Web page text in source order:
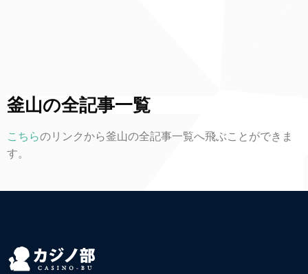
釜山の全記事一覧
こちらのリンクから釜山の全記事一覧へ飛ぶことができま
す。